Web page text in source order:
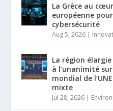
La Grèce au
européenne
cybersécurité
Aug 5, 2026 |
La région
à l’unanimité
mondial de
mixte
Jul 28, 2026 |